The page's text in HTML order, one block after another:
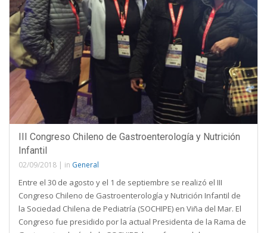
III Congreso Chileno de Gastroenterología y Nutrición
Infantil
02/09/2018 | in General
Entre el 30 de agosto y el 1 de septiembre se realizó el III
Congreso Chileno de Gastroenterología y Nutrición Infantil de
la Sociedad Chilena de Pediatría (SOCHIPE) en Viña del Mar. El
Congreso fue presidido por la actual Presidenta de la Rama de